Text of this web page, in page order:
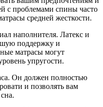
с проблемами спины часто
средней жесткости.
наполнителя. Латекс и
поддержку и
матрасы могут
упругости.
Он должен полностью
и позволять вам